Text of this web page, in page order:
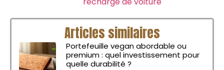
Articles similaires
Portefeuille vegan abordable ou
premium : quel investissement pour
quelle durabilité ?